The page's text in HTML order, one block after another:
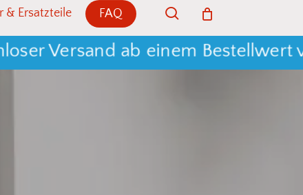
& Ersatzteile FAQ search
Versand ab einem Bestellwert von